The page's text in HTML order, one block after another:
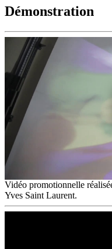
Démonstration
Vidéo promotionnelle
Yves Saint Laurent.